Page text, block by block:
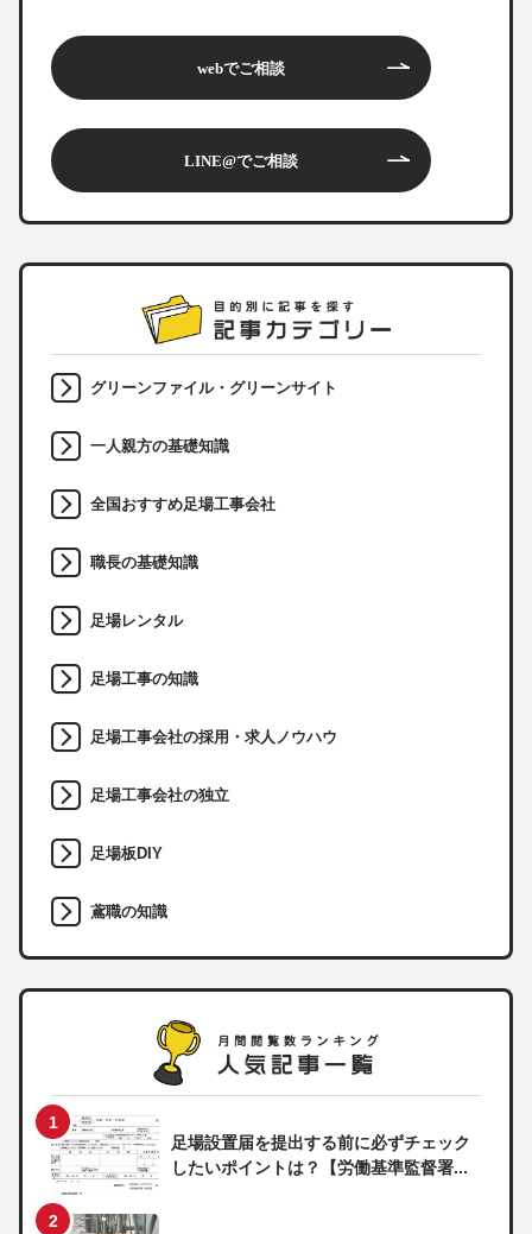
webでご相談
LINE@でご相談
グリーンファイル・グリーンサイト
一人親方の基礎知識
全国おすすめ足場工事会社
職長の基礎知識
足場レンタル
足場工事の知識
足場工事会社の採用・求人ノウハウ
足場工事会社の独立
足場板DIY
鳶職の知識
足場設置届を提出する前に必ずチェック
したいポイントは？【労働基準監督署...